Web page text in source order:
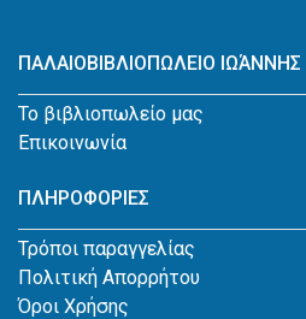
ΠΑΛΑΙΟΒΙΒΛΙΟΠΩΛΕΙΟ
Το βιβλιοπωλείο μας
Επικοινωνία
ΠΛΗΡΟΦΟΡΙΕΣ
Τρόποι παραγγελίας
Πολιτική Απορρήτου
Όροι Χρήσης